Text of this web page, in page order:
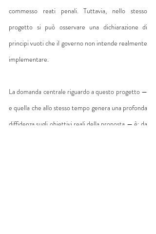
commesso reati penali. Tuttavia, nello stesso
progetto si può osservare una dichiarazione di
principi vuoti che il governo non intende realmente
implementare.
La domanda centrale riguardo a questo progetto —
e quella che allo stesso tempo genera una profonda
diffidenza sugli obiettivi reali della proposta — è: da